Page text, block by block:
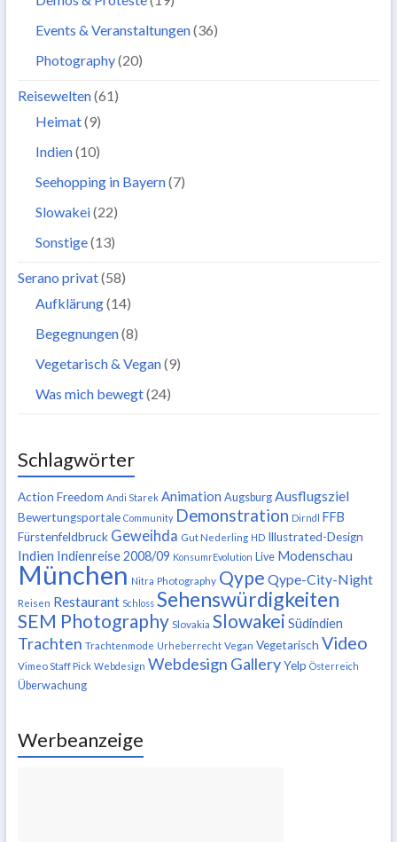
Events & Veranstaltungen(36)
Photography(20)
Reisewelten(61)
Heimat(9)
Indien(10)
Seehopping in Bayern(7)
Slowakei(22)
Sonstige(13)
Serano privat(58)
Aufklärung(14)
Begegnungen(8)
Vegetarisch & Vegan(9)
Was mich bewegt(24)
Schlagwörter
Action Freedom Andi Starek Animation Augsburg Ausflugsziel
Bewertungsportale Community Demonstration Dirndl FFB
Fürstenfeldbruck Geweihda Gut Nederling HD Illustrated-Design
Indien Indienreise 2008/09 KonsumrEvolution Live Modenschau
München Nitra Photography Qype Qype-City-Night
Reisen Restaurant Schloss Sehenswürdigkeiten
SEM Photography Slovakia Slowakei Südindien
Trachten Trachtenmode Urheberrecht Vegan Vegetarisch Video
Vimeo Staff Pick Webdesign Webdesign Gallery Yelp Österreich
Überwachung
Werbeanzeige